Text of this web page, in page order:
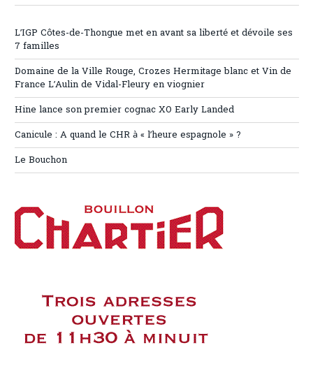
L’IGP Côtes-de-Thongue met en avant sa liberté et dévoile ses
7 familles
Domaine de la Ville Rouge, Crozes Hermitage blanc et Vin de
France L’Aulin de Vidal-Fleury en viognier
Hine lance son premier cognac XO Early Landed
Canicule : A quand le CHR à « l’heure espagnole » ?
Le Bouchon